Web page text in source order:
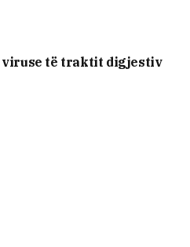
viruse të traktit digjestiv